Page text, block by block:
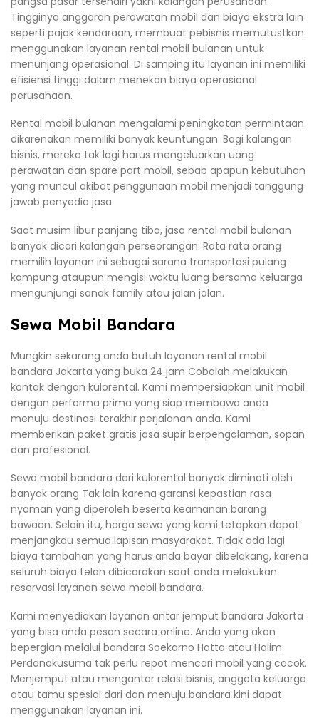
Tingginya anggaran perawatan mobil dan biaya ekstra lain
seperti pajak kendaraan, membuat pebisnis memutustkan
menggunakan layanan rental mobil bulanan untuk
menunjang operasional. Di samping itu layanan ini memiliki
efisiensi tinggi dalam menekan biaya operasional
perusahaan.
Rental mobil bulanan mengalami peningkatan permintaan
dikarenakan memiliki banyak keuntungan. Bagi kalangan
bisnis, mereka tak lagi harus mengeluarkan uang
perawatan dan spare part mobil, sebab apapun kebutuhan
yang muncul akibat penggunaan mobil menjadi tanggung
jawab penyedia jasa.
Saat musim libur panjang tiba, jasa rental mobil bulanan
banyak dicari kalangan perseorangan. Rata rata orang
memilih layanan ini sebagai sarana transportasi pulang
kampung ataupun mengisi waktu luang bersama keluarga
mengunjungi sanak family atau jalan jalan.
Sewa Mobil Bandara
Mungkin sekarang anda butuh layanan rental mobil
bandara Jakarta yang buka 24 jam Cobalah melakukan
kontak dengan kulorental. Kami mempersiapkan unit mobil
dengan performa prima yang siap membawa anda
menuju destinasi terakhir perjalanan anda. Kami
memberikan paket gratis jasa supir berpengalaman, sopan
dan profesional.
Sewa mobil bandara dari kulorental banyak diminati oleh
banyak orang Tak lain karena garansi kepastian rasa
nyaman yang diperoleh beserta keamanan barang
bawaan. Selain itu, harga sewa yang kami tetapkan dapat
menjangkau semua lapisan masyarakat. Tidak ada lagi
biaya tambahan yang harus anda bayar dibelakang, karena
seluruh biaya telah dibicarakan saat anda melakukan
reservasi layanan sewa mobil bandara.
Kami menyediakan layanan antar jemput bandara Jakarta
yang bisa anda pesan secara online. Anda yang akan
bepergian melalui bandara Soekarno Hatta atau Halim
Perdanakusuma tak perlu repot mencari mobil yang cocok.
Menjemput atau mengantar relasi bisnis, anggota keluarga
atau tamu spesial dari dan menuju bandara kini dapat
menggunakan layanan ini.